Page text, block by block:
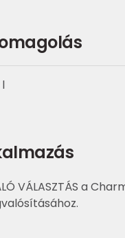
l
VÁLASZTÁS a